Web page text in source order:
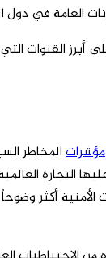
العامة في
أبرز القنوات
مؤشراتالمخاطر
التجارة
أكثر